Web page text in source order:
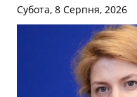
Субота, 8 Серпня, 2026